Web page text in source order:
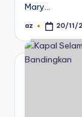
Mary…
Posted
az 20/11/